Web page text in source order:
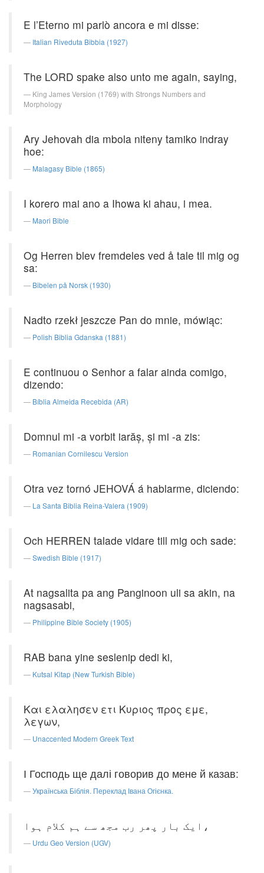
E l’Eterno mi parlò ancora e mi disse:
Italian Riveduta Bibbia (1927)
The LORD spake also unto me again, saying,
King James Version (1769) with Strongs Numbers and
Morphology
Ary Jehovah dia mbola niteny tamiko indray
hoe:
Malagasy Bible (1865)
I korero mai ano a Ihowa ki ahau, i mea.
Maori Bible
Og Herren blev fremdeles ved å tale til mig og
sa:
Bibelen på Norsk (1930)
Nadto rzekł jeszcze Pan do mnie, mówiąc:
Polish Biblia Gdanska (1881)
E continuou o Senhor a falar ainda comigo,
dizendo:
Bíblia Almeida Recebida (AR)
Domnul mi -a vorbit iarăş, şi mi -a zis:
Romanian Cornilescu Version
Otra vez tornó JEHOVÁ á hablarme, diciendo:
La Santa Biblia Reina-Valera (1909)
Och HERREN talade vidare till mig och sade:
Swedish Bible (1917)
At nagsalita pa ang Panginoon uli sa akin, na
nagsasabi,
Philippine Bible Society (1905)
RAB bana yine seslenip dedi ki,
Kutsal Kitap (New Turkish Bible)
Και ελαλησεν ετι Κυριος προς εμε,
λεγων,
Unaccented Modern Greek Text
І Господь ще далі говорив до мене й казав:
Українська Біблія. Переклад Івана Огієнка.
ایک بار پھر رب مجھ سے ہم کلام ہوا،
Urdu Geo Version (UGV)